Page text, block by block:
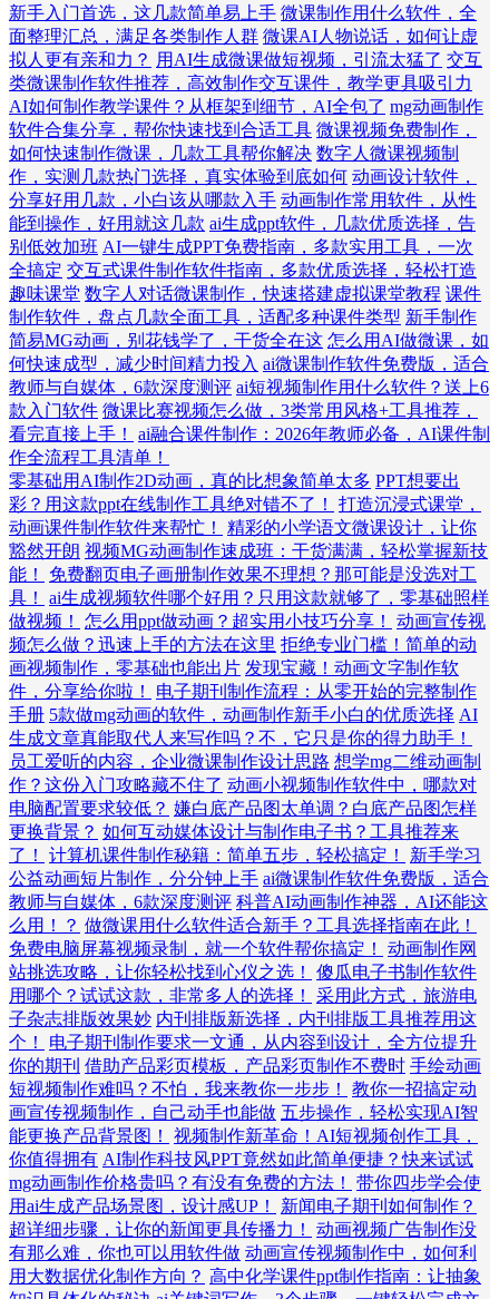
新手入门首选，这几款简单易上手 微课制作用什么软件，全
面整理汇总，满足各类制作人群 微课AI人物说话，如何让虚
拟人更有亲和力？ 用AI生成微课做短视频，引流太猛了 交互
类微课制作软件推荐，高效制作交互课件，教学更具吸引力
AI如何制作教学课件？从框架到细节，AI全包了 mg动画制作
软件合集分享，帮你快速找到合适工具 微课视频免费制作，
如何快速制作微课，几款工具帮你解决 数字人微课视频制
作，实测几款热门选择，真实体验到底如何 动画设计软件，
分享好用几款，小白该从哪款入手 动画制作常用软件，从性
能到操作，好用就这几款 ai生成ppt软件，几款优质选择，告
别低效加班 AI一键生成PPT免费指南，多款实用工具，一次
全搞定 交互式课件制作软件指南，多款优质选择，轻松打造
趣味课堂 数字人对话微课制作，快速搭建虚拟课堂教程 课件
制作软件，盘点几款全面工具，适配多种课件类型 新手制作
简易MG动画，别花钱学了，干货全在这 怎么用AI做微课，如
何快速成型，减少时间精力投入 ai微课制作软件免费版，适合
教师与自媒体，6款深度测评 ai短视频制作用什么软件？送上6
款入门软件 微课比赛视频怎么做，3类常用风格+工具推荐，
看完直接上手！
ai融合课件制作：2026年教师必备，AI课件制
作全流程工具清单！
零基础用AI制作2D动画，真的比想象简单太多 PPT想要出
彩？用这款ppt在线制作工具绝对错不了！
打造沉浸式课堂，
动画课件制作软件来帮忙！
精彩的小学语文微课设计，让你
豁然开朗 视频MG动画制作速成班：干货满满，轻松掌握新技
能！
免费翻页电子画册制作效果不理想？那可能是没选对工
具！
ai生成视频软件哪个好用？只用这款就够了，零基础照样
做视频！
怎么用ppt做动画？超实用小技巧分享！
动画宣传视
频怎么做？迅速上手的方法在这里 拒绝专业门槛！简单的动
画视频制作，零基础也能出片 发现宝藏！动画文字制作软
件，分享给你啦！
电子期刊制作流程：从零开始的完整制作
手册 5款做mg动画的软件，动画制作新手小白的优质选择 AI
生成文章真能取代人来写作吗？不，它只是你的得力助手！
员工爱听的内容，企业微课制作设计思路 想学mg二维动画制
作？这份入门攻略藏不住了 动画小视频制作软件中，哪款对
电脑配置要求较低？ 嫌白底产品图太单调？白底产品图怎样
更换背景？ 如何互动媒体设计与制作电子书？工具推荐来
了！
计算机课件制作秘籍：简单五步，轻松搞定！
新手学习
公益动画短片制作，分分钟上手 ai微课制作软件免费版，适合
教师与自媒体，6款深度测评 科普AI动画制作神器，AI还能这
么用！？ 做微课用什么软件适合新手？工具选择指南在此！
免费电脑屏幕视频录制，就一个软件帮你搞定！
动画制作网
站挑选攻略，让你轻松找到心仪之选！
傻瓜电子书制作软件
用哪个？试试这款，非常多人的选择！
采用此方式，旅游电
子杂志排版效果妙 内刊排版新选择，内刊排版工具推荐用这
个！
电子期刊制作要求一文通，从内容到设计，全方位提升
你的期刊 借助产品彩页模板，产品彩页制作不费时 手绘动画
短视频制作难吗？不怕，我来教你一步步！
教你一招搞定动
画宣传视频制作，自己动手也能做 五步操作，轻松实现AI智
能更换产品背景图！
视频制作新革命！AI短视频创作工具，
你值得拥有 AI制作科技风PPT竟然如此简单便捷？快来试试
mg动画制作价格贵吗？有没有免费的方法！
带你四步学会使
用ai生成产品场景图，设计感UP！
新闻电子期刊如何制作？
超详细步骤，让你的新闻更具传播力！
动画视频广告制作没
有那么难，你也可以用软件做 动画宣传视频制作中，如何利
用大数据优化制作方向？ 高中化学课件ppt制作指南：让抽象